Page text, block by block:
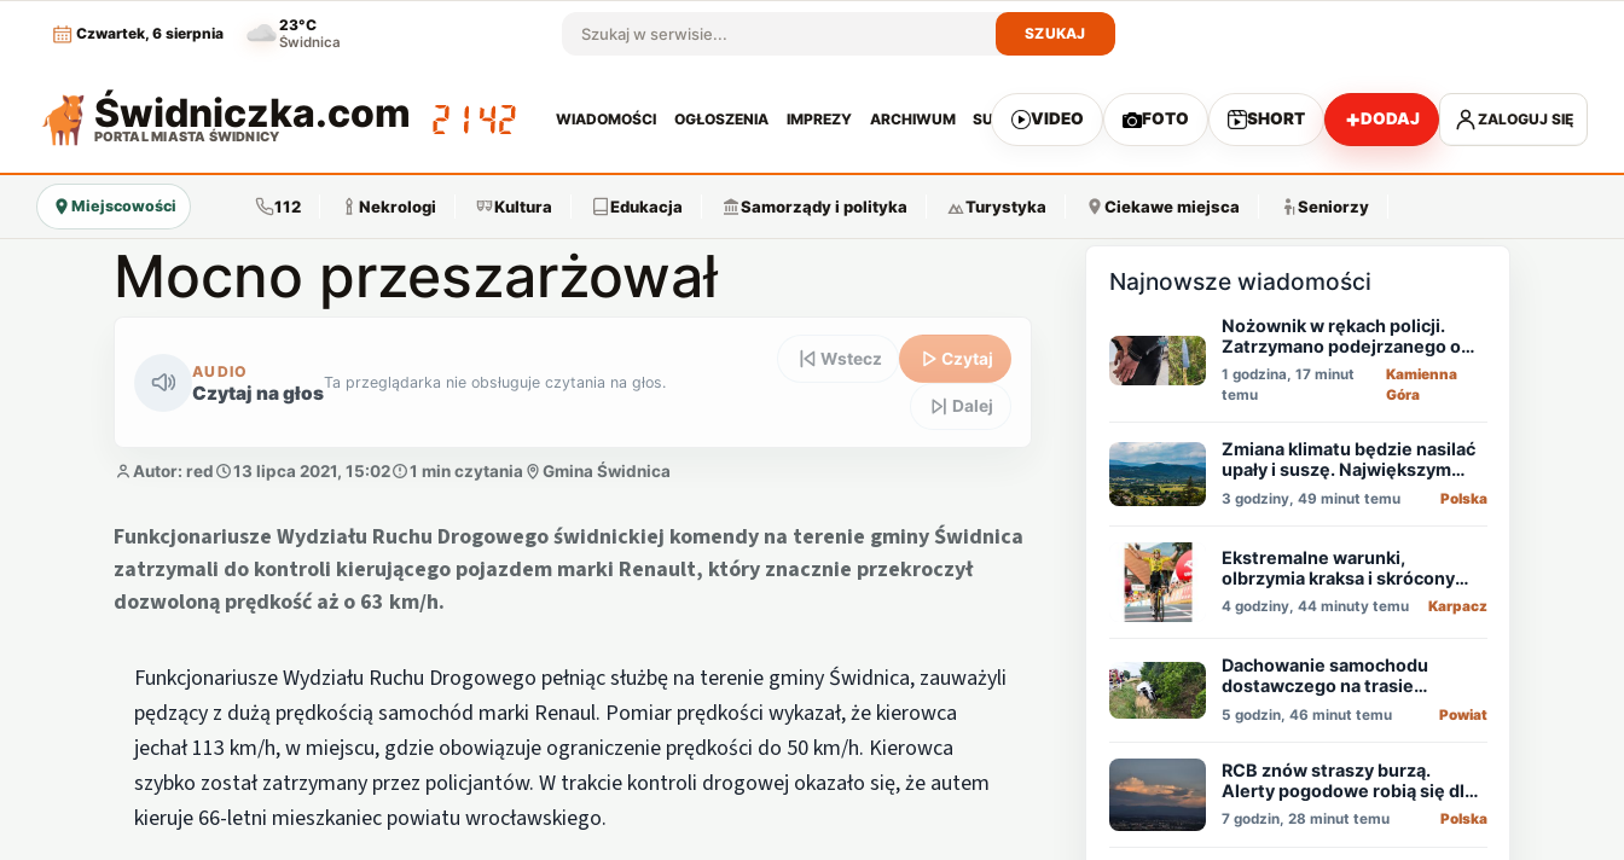
Czwartek, 6 sierpnia
23°C
Świdnica Szukaj w serwisie
SZUKAJ
Świdniczka.com
PORTAL MIASTA ŚWIDNICY 21:42
WIADOMOŚCI OGŁOSZENIA IMPREZY ARCHIWUM SUBSKRYPCJA
VIDEO FOTO SHORT +DODAJ ZALOGUJ SIĘ
Miejscowości 112 Nekrologi Kultura Edukacja Samorządy i polityka Turystyka Ciekawe miejsca Seniorzy
Mocno przeszarżował
AUDIO
Czytaj na głosTa przeglądarka nie obsługuje czytania na głos.
Wstecz Czytaj
Dalej
Autor: red 13 lipca 2021, 15:02 1 min czytania Gmina Świdnica
Funkcjonariusze Wydziału Ruchu Drogowego świdnickiej komendy na terenie gminy Świdnica
zatrzymali do kontroli kierującego pojazdem marki Renault, który znacznie przekroczył
dozwoloną prędkość aż o 63 km/h.
Funkcjonariusze Wydziału Ruchu Drogowego pełniąc służbę na terenie gminy Świdnica, zauważyli
pędzący z dużą prędkością samochód marki Renaul. Pomiar prędkości wykazał, że kierowca
jechał 113 km/h, w miejscu, gdzie obowiązuje ograniczenie prędkości do 50 km/h. Kierowca
szybko został zatrzymany przez policjantów. W trakcie kontroli drogowej okazało się, że autem
kieruje 66-letni mieszkaniec powiatu wrocławskiego.
Najnowsze wiadomości
Nożownik w rękach policji.
Zatrzymano podejrzanego o
usiłowanie zabójstwa!
1 godzina, 17 minut
temu
Kamienna
Góra
Zmiana klimatu będzie nasilać
upały i suszę. Największym
zagrożeniem jest niedobór
wody
3 godziny, 49 minut temu Polska
Ekstremalne warunki,
olbrzymia kraksa i skrócony
etap, który padł łupem
Holendra!
4 godziny, 44 minuty temu Karpacz
Dachowanie samochodu
dostawczego na trasie
Świdnica - Wrocław
5 godzin, 46 minut temu Powiat
RCB znów straszy burzą.
Alerty pogodowe robią się dla
niektórych nudne
7 godzin, 28 minut temu Polska